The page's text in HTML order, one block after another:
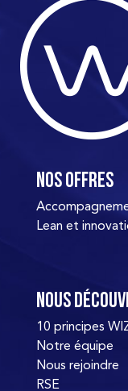
Nos offres
Lean et
Nous
10 principes
Notre équipe
Nous rejoindre
RSE